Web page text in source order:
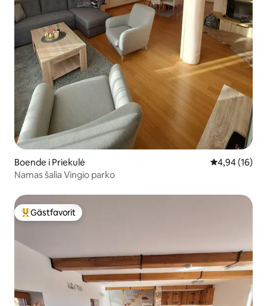
Boende i Priekulė 4,94 av 5 i
4,94 (16)
Namas šalia Vingio parko
Populär gästfavorit
Gästfavorit